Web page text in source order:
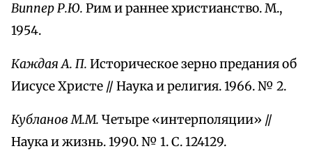
Виппер Р.Ю. Рим и раннее христианство. М.,
1954.
Каждая А. П. Историческое зерно предания об
Иисусе Христе // Наука и религия. 1966. № 2.
Кубланов М.М. Четыре «интерполяции» //
Наука и жизнь. 1990. № 1. С. 124129.